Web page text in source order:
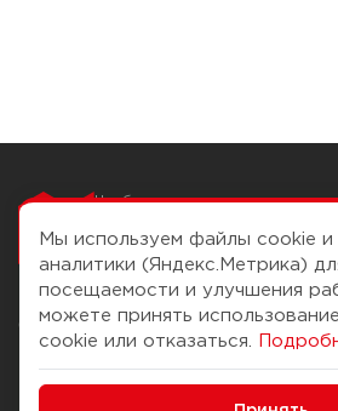
Чтобы вам легко
О компании
История Компании
Помощь
Мы используем файлы cookie и
аналитики (Яндекс.Метрика)
посещаемости и улучшения
можете принять
cookie или отказаться.